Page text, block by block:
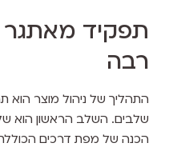
תפקיד מאתגר
רבה
התהליך של ניהול מוצר הוא
שלבים. השלב הראשון הוא
הכנה של מפת דרכים הכוללת